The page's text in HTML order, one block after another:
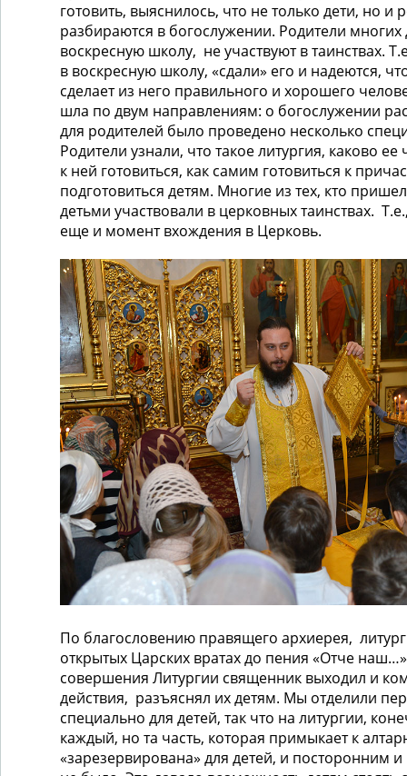
готовить, выяснилось, что не только дети, но и
разбираются в богослужении. Родители
воскресную школу, не участвуют в таинствах.
в воскресную школу, «сдали» его и надеются,
сделает из него правильного и хорошего
шла по двум направлениям: о богослужении
для родителей было проведено несколько
Родители узнали, что такое литургия, каково
к ней готовиться, как самим готовиться к
подготовиться детям. Многие из тех, кто
детьми участвовали в церковных таинствах.
еще и момент вхождения в Церковь.
По благословению правящего архиерея,
открытых Царских вратах до пения «Отче
совершения Литургии священник выходил и
действия, разъяснял их детям. Мы отделили
специально для детей, так что на литургии,
каждый, но та часть, которая примыкает к
«зарезервирована» для детей, и посторонним